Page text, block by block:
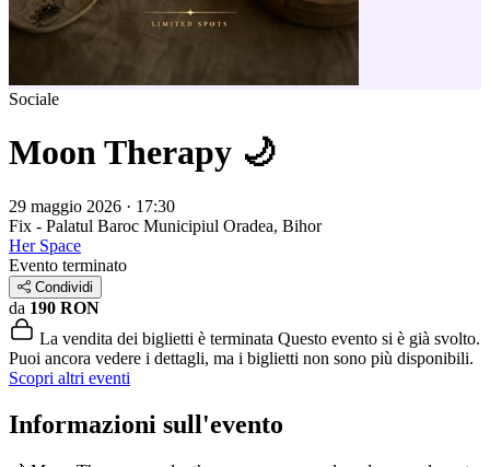
Sociale
Moon Therapy 🌙
29 maggio 2026 · 17:30
Fix - Palatul Baroc Municipiul Oradea, Bihor
Her Space
Evento terminato
Condividi
da 190 RON
La vendita dei biglietti è terminata Questo evento si è già svolto.
Puoi ancora vedere i dettagli, ma i biglietti non sono più disponibili.
Scopri altri eventi
Informazioni sull'evento